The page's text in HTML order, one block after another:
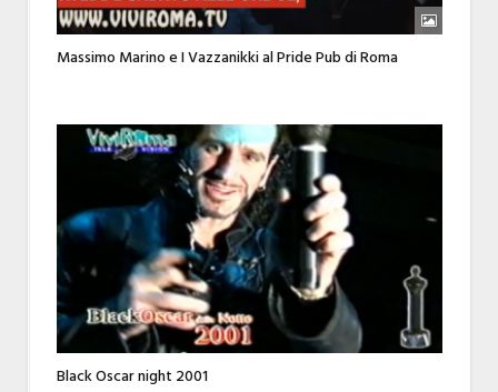
Massimo Marino e I Vazzanikki al Pride Pub di Roma
Black Oscar night 2001